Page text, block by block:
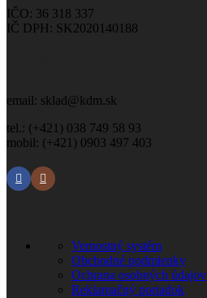
IČO: 36 318 337
IČ DPH: SK2020140188
email: sklad@kdm.sk
tel.: (+421) 038 749 58 93
mobil: (+421) 0903 497 403
Vernostný systém
Obchodné podmienky
Ochrana osobných údajov
Reklamačný poriadok